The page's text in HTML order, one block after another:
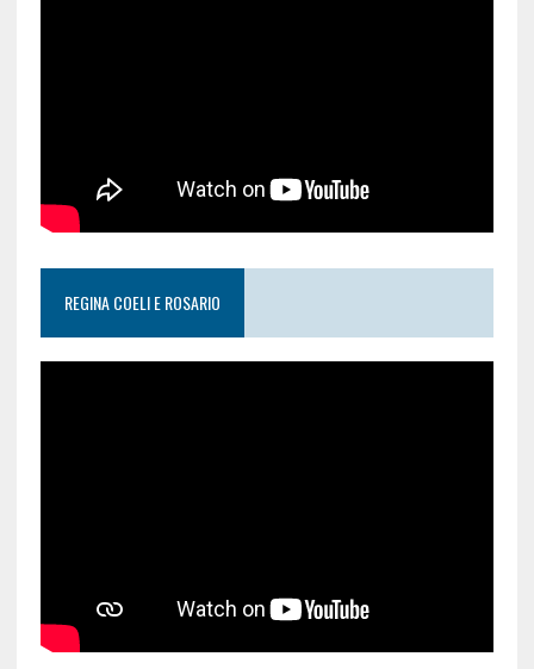
REGINA COELI E ROSARIO